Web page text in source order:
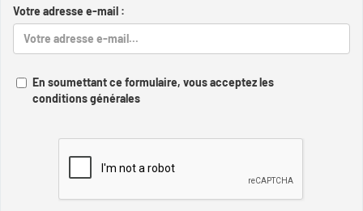
Votre adresse e-mail :
En soumettant ce formulaire, vous acceptez les
conditions générales